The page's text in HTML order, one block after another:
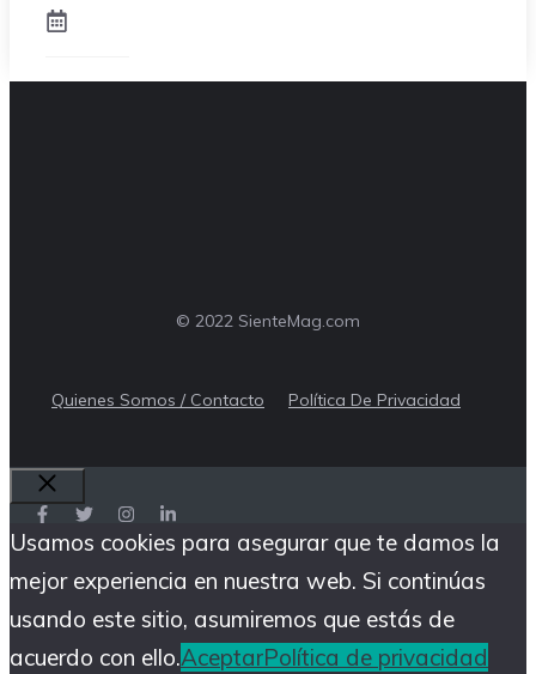
© 2022 SienteMag.com
Quienes Somos / Contacto Política De Privacidad
Cerrar
Usamos cookies para asegurar que te damos la
mejor experiencia en nuestra web. Si continúas
usando este sitio, asumiremos que estás de
acuerdo con ello.AceptarPolítica de privacidad